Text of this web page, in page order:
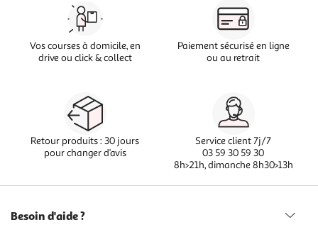
Vos courses à domicile, en
drive ou click & collect
Paiement sécurisé en ligne
ou au retrait
Retour produits : 30 jours
pour changer d’avis
Service client 7j/7
03 59 30 59 30
8h>21h, dimanche 8h30>13h
Besoin d'aide ?